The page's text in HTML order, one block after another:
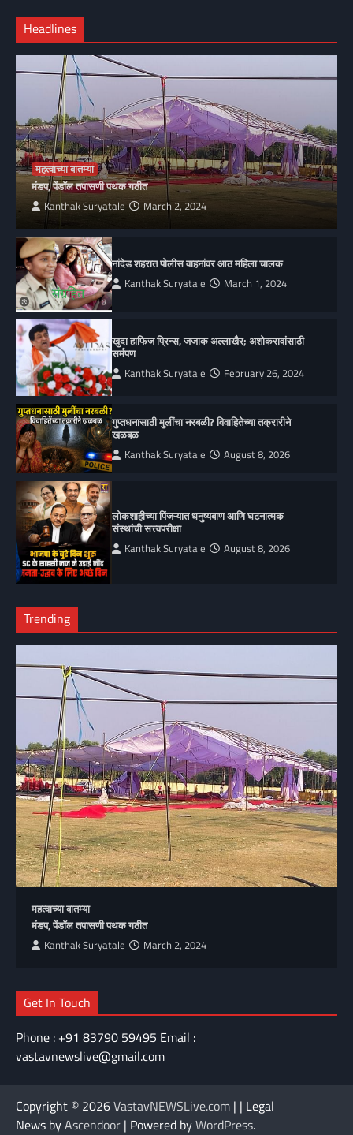
Headlines
महत्वाच्या बातम्या
मंडप, पेंडॉल तपासणी पथक गठीत
Kanthak Suryatale March 2, 2024
नांदेड शहरात पोलीस वाहनांवर आठ महिला चालक
Kanthak Suryatale March 1, 2024
खुदा हाफिज प्रिन्स, जजाक अल्लाखैर; अशोकरावांसाठी
सर्मपण
Kanthak Suryatale February 26, 2024
गुप्तधनासाठी मुलींचा नरबळी? विवाहितेच्या तक्रारीने
खळबळ
Kanthak Suryatale August 8, 2026
लोकशाहीच्या पिंजऱ्यात धनुष्यबाण आणि घटनात्मक
संस्थांची सत्त्वपरीक्षा
Kanthak Suryatale August 8, 2026
Trending
महत्वाच्या बातम्या
मंडप, पेंडॉल तपासणी पथक गठीत
Kanthak Suryatale March 2, 2024
Get In Touch
Phone : +91 83790 59495 Email :
vastavnewslive@gmail.com
Copyright © 2026VastavNEWSLive.com | | Legal
News byAscendoor | Powered byWordPress.